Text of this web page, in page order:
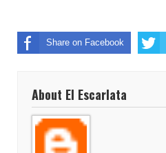
Share on Facebook
About El Escarlata